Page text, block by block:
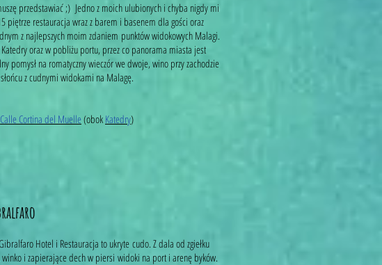
przedstawiać ;) Jedno z moich ulubionych i chyba nigdy mi
piętrze restauracja wraz z barem i basenem dla gości oraz
z najlepszych moim zdaniem punktów widokowych Malagi.
oraz w pobliżu portu, przez co panorama miasta jest
pomysł na romatyczny wieczór we dwoje, wino przy zachodzie
z cudnymi widokami na Malagę.
Calle Cortina del Muelle (obok Katedry)
Hotel i Restauracja to ukryte cudo. Z dala od zgiełku
winko i zapierające dech w piersi widoki na port i arenę byków.